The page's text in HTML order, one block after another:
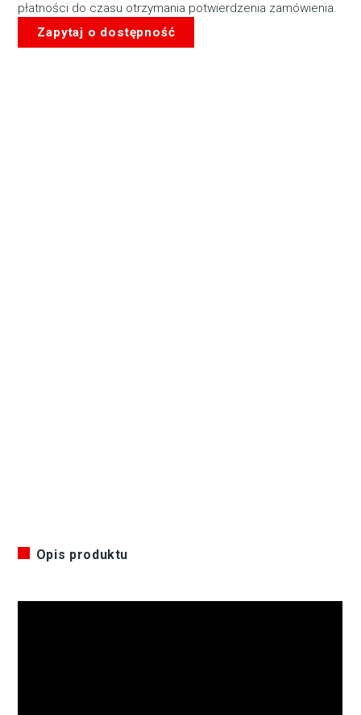
płatności do czasu otrzymania potwierdzenia zamówienia.
Zapytaj o dostępność
Opis produktu